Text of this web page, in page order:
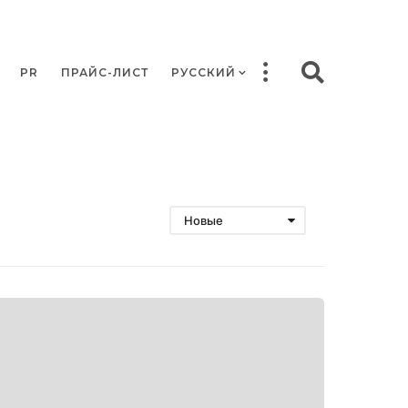
PR ПРАЙС-ЛИСТ РУССКИЙ
Новые